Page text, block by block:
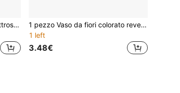
1 pezzo Adesivo per vetro elettrostatico rimovibile e colorato, decorazione per casa/finestra, regalo antinfortunistico per compleanni, lauree, decorazione per camera, casa, bagno, camera da letto, soggiorno, pareti, carta da parati
1 pezzo Vaso da fiori colorato reversibile con decorazione appesa a farfalla, decorazione in stile vetro colorato per piante in vaso, piantina per giardino
1 left
3.48€